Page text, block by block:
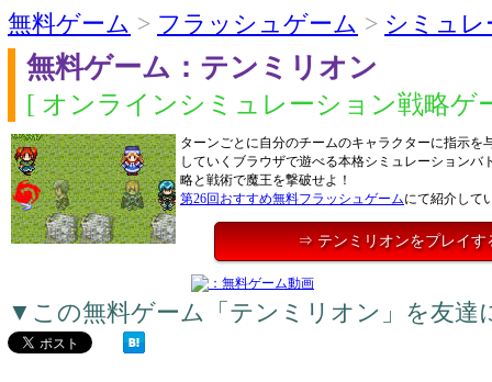
無料ゲーム > フラッシュゲーム > シミュ
無料ゲーム：テンミリオン
[ オンラインシミュレーション戦略ゲ
ターンごとに自分のチームのキャラクターに指示を
していくブラウザで遊べる本格シミュレーションバ
略と戦術で魔王を撃破せよ！
第26回おすすめ無料フラッシュゲームにて紹介して
⇒ テンミリオンをプレイす
▼この無料ゲーム「テンミリオン」を友達